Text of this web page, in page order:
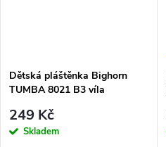
Dětská pláštěnka Bighorn
TUMBA 8021 B3 víla
249 Kč
Skladem